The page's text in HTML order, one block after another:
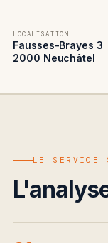
LOCALISATION
Fausses-Brayes 3
2000 Neuchâtel
LE SERVICE